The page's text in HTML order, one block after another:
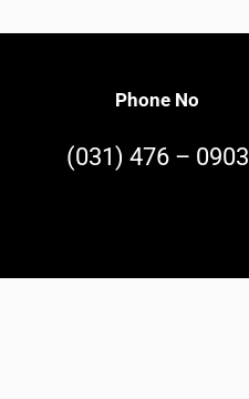
Phone No
(031) 476 – 0903